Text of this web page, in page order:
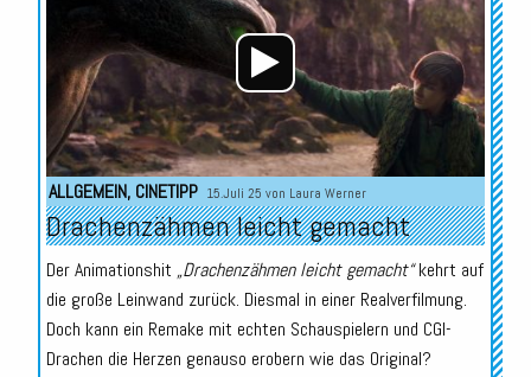
ALLGEMEIN, CINETIPP 15.Juli 25 von Laura Werner
Drachenzähmen leicht gemacht
Der Animationshit „Drachenzähmen leicht gemacht“kehrt auf
die große Leinwand zurück. Diesmal in einer Realverfilmung.
Doch kann ein Remake mit echten Schauspielern und CGI-
Drachen die Herzen genauso erobern wie das Original?